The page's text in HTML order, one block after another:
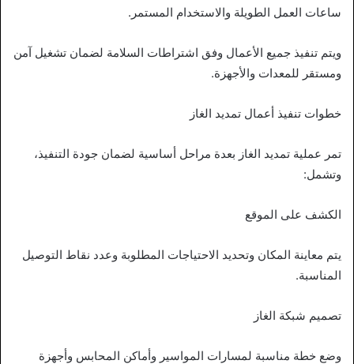
ساعات العمل الطويلة والاستخدام المستمر.
ويتم تنفيذ جميع الأعمال وفق اشتراطات السلامة لضمان تشغيل آمن
ومستقر للمعدات والأجهزة.
خطوات تنفيذ أعمال تمديد الغاز
تمر عملية تمديد الغاز بعدة مراحل أساسية لضمان جودة التنفيذ،
وتشمل:
الكشف على الموقع
يتم معاينة المكان وتحديد الاحتياجات المطلوبة وعدد نقاط التوصيل
المناسبة.
تصميم شبكة الغاز
وضع خطة مناسبة لمسارات المواسير وأماكن المحابس وأجهزة